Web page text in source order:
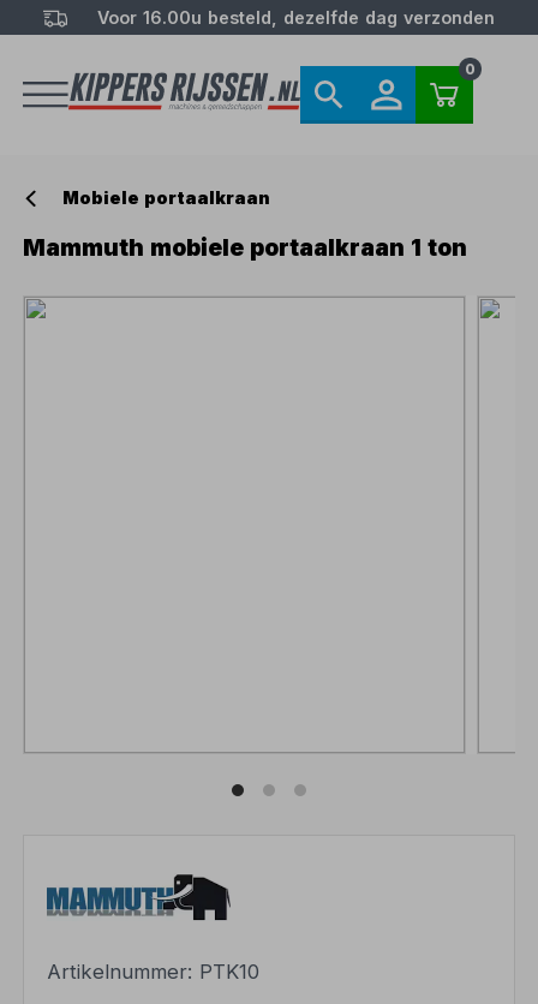
Voor 16.00u besteld, dezelfde dag verzonden
0
Mobiele portaalkraan
Mammuth mobiele portaalkraan 1 ton
Artikelnummer: PTK10